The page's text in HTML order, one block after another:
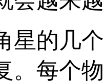
星的几
。每个